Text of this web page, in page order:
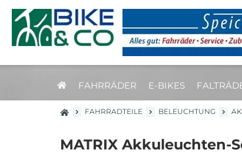
FAHRRÄDER E-BIKES
FAHRRADTEILE BELEUCHTUNG
MATRIX Akkuleuchten-